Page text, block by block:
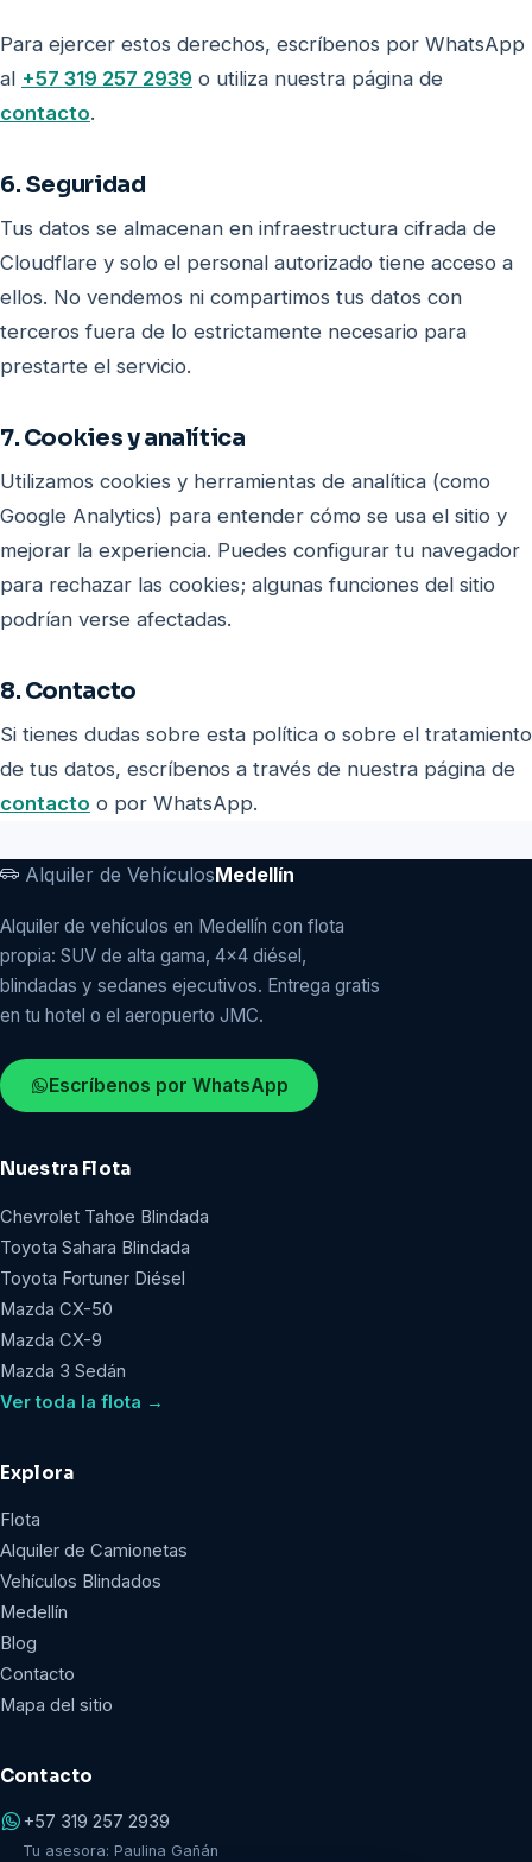
Para ejercer estos derechos, escríbenos por WhatsApp
al +57 319 257 2939 o utiliza nuestra página de
contacto.
6. Seguridad
Tus datos se almacenan en infraestructura cifrada de
Cloudflare y solo el personal autorizado tiene acceso a
ellos. No vendemos ni compartimos tus datos con
terceros fuera de lo estrictamente necesario para
prestarte el servicio.
7. Cookies y analítica
Utilizamos cookies y herramientas de analítica (como
Google Analytics) para entender cómo se usa el sitio y
mejorar la experiencia. Puedes configurar tu navegador
para rechazar las cookies; algunas funciones del sitio
podrían verse afectadas.
8. Contacto
Si tienes dudas sobre esta política o sobre el tratamiento
de tus datos, escríbenos a través de nuestra página de
contacto o por WhatsApp.
Alquiler de VehículosMedellín
Alquiler de vehículos en Medellín con flota
propia: SUV de alta gama, 4x4 diésel,
blindadas y sedanes ejecutivos. Entrega gratis
en tu hotel o el aeropuerto JMC.
Escríbenos por WhatsApp
Nuestra Flota
Chevrolet Tahoe Blindada
Toyota Sahara Blindada
Toyota Fortuner Diésel
Mazda CX-50
Mazda CX-9
Mazda 3 Sedán
Ver toda la flota →
Explora
Flota
Alquiler de Camionetas
Vehículos Blindados
Medellín
Blog
Contacto
Mapa del sitio
Contacto
+57 319 257 2939
Tu asesora: Paulina Gañán